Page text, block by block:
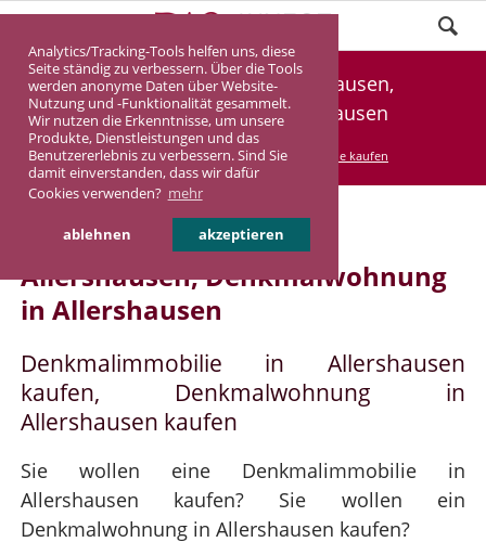
Analytics/Tracking-Tools helfen uns, diese
Seite ständig zu verbessern. Über die Tools
werden anonyme Daten über Website-
Nutzung und -Funktionalität gesammelt.
Wir nutzen die Erkenntnisse, um unsere
Produkte, Dienstleistungen und das
Benutzererlebnis zu verbessern. Sind Sie
damit einverstanden, dass wir dafür
Cookies verwenden? mehr
ablehnen akzeptieren
Denkmalimmobilie Allershausen,
Denkmalwohnung Allershausen
DASINVEST Service Denkmalimmobilie kaufen
Denkmalimmobilie in
Allershausen, Denkmalwohnung
in Allershausen
Denkmalimmobilie in Allershausen
kaufen, Denkmalwohnung in
Allershausen kaufen
Sie wollen eine Denkmalimmobilie in
Allershausen kaufen? Sie wollen ein
Denkmalwohnung in Allershausen kaufen?